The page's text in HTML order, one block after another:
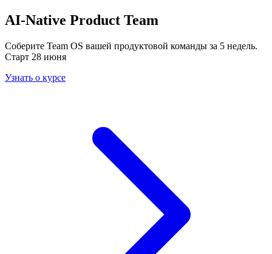
AI-Native Product Team
Соберите Team OS вашей продуктовой команды за 5 недель.
Старт 28 июня
Узнать о курсе